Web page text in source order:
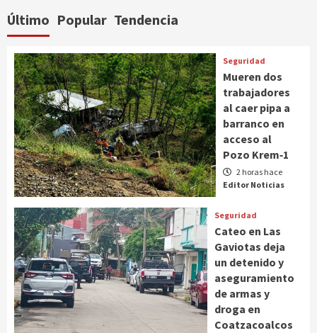
Último Popular Tendencia
Seguridad
Mueren dos
trabajadores
al caer pipa a
barranco en
acceso al
Pozo Krem‑1
2 horas hace
Editor Noticias
Seguridad
Cateo en Las
Gaviotas deja
un detenido y
aseguramiento
de armas y
droga en
Coatzacoalcos